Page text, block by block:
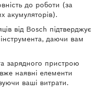
до роботи (за
акумуляторів).
від Bosch підтверджує
інструмента, даючи вам
зарядного пристрою
наявні елементи
ваші витрати.